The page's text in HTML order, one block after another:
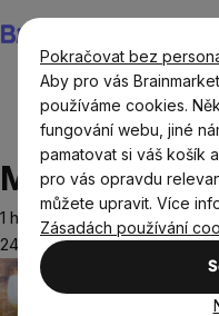
Pokračovat bez
Aby pro vás
používáme cookies.
fungování webu, jiné
pamatovat si váš košík
pro vás opravdu
můžete upravit. Více
Zásadách používání
na
obsah
Recepty Sladké
Mandlovo
1 hodina
24.02.2023